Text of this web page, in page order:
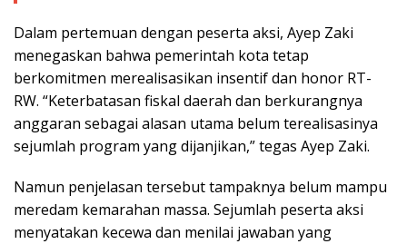
Dalam pertemuan dengan peserta aksi, Ayep Zaki
menegaskan bahwa pemerintah kota tetap
berkomitmen merealisasikan insentif dan honor RT-
RW. “Keterbatasan fiskal daerah dan berkurangnya
anggaran sebagai alasan utama belum terealisasinya
sejumlah program yang dijanjikan,” tegas Ayep Zaki.
Namun penjelasan tersebut tampaknya belum mampu
meredam kemarahan massa. Sejumlah peserta aksi
menyatakan kecewa dan menilai jawaban yang